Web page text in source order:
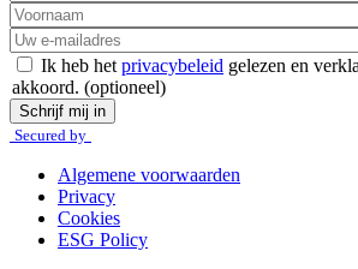
Voornaam
Ik heb hetprivacybeleid gelezen en
akkoord. (optioneel)
Schrijf mij in
Secured by
Algemene voorwaarden
Privacy
Cookies
ESG Policy